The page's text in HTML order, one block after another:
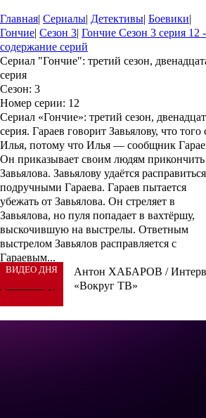
Главная| Сериалы| Детективы| Боевики|
Гончие| Сезон 3| Гончие Сезон 3 серия 12 -
содержание серий
Сериал "Гончие": третий сезон,
серия
Сезон: 3
Номер серии: 12
Сериал «Гончие»: третий сезон,
серия. Гараев говорит Завьялову, что того
Илья, потому что Илья — сообщник
Он приказывает своим людям прикончить
Завьялова. Завьялову удаётся
подручными Гараева. Гараев пытается
убежать от Завьялова. Он стреляет в
Завьялова, но пуля попадает в вахтёршу,
выскочившую на выстрелы. Ответным
выстрелом Завьялов расправляется с
Гараевым...
ВИДЕО ДНЯ
Антон ХАБАРОВ /
«Вокруг ТВ»